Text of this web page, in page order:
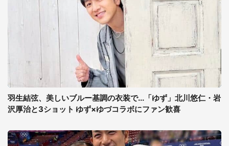
羽生結弦、美しいブルー基調の衣装で...「ゆず」北川悠仁・岩
沢厚治と3ショット ゆず×ゆづコラボにファン歓喜